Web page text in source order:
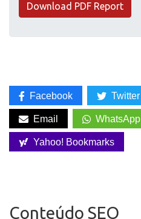
Download PDF Report
Facebook Twitter
Email WhatsApp
Yahoo! Bookmarks
Conteúdo SEO